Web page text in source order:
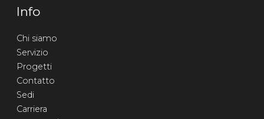
Info
Chi siamo
Servizio
Progetti
Contatto
Sedi
Carriera